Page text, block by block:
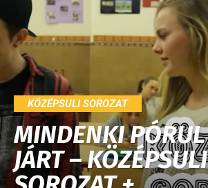
KÖZÉPSULI SOROZAT
MINDENKI PÓRUL
JÁRT – KÖZÉPSULI